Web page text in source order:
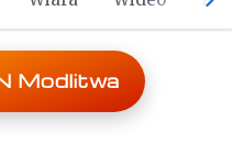
Modlitwa